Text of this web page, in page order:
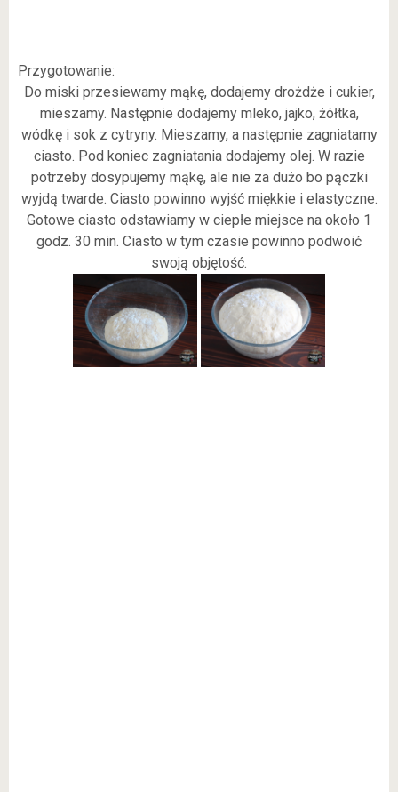
Przygotowanie:
Do miski przesiewamy mąkę, dodajemy drożdże i cukier,
mieszamy. Następnie dodajemy mleko, jajko, żółtka,
wódkę i sok z cytryny. Mieszamy, a następnie zagniatamy
ciasto. Pod koniec zagniatania dodajemy olej. W razie
potrzeby dosypujemy mąkę, ale nie za dużo bo pączki
wyjdą twarde. Ciasto powinno wyjść miękkie i elastyczne.
Gotowe ciasto odstawiamy w ciepłe miejsce na około 1
godz. 30 min. Ciasto w tym czasie powinno podwoić
swoją objętość.